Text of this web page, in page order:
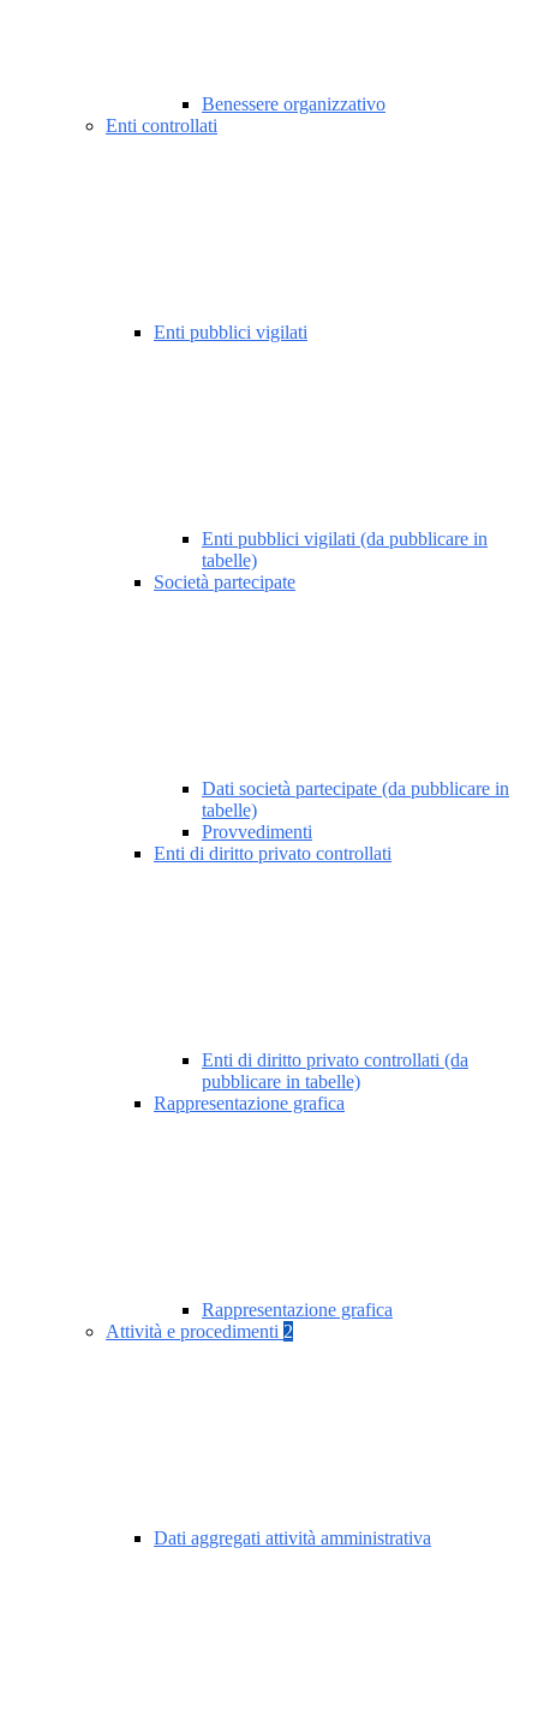
Benessere organizzativo
Enti controllati
Enti pubblici vigilati
Enti pubblici vigilati (da pubblicare in
tabelle)
Società partecipate
Dati società partecipate (da pubblicare in
tabelle)
Provvedimenti
Enti di diritto privato controllati
Enti di diritto privato controllati (da
pubblicare in tabelle)
Rappresentazione grafica
Rappresentazione grafica
Attività e procedimenti 2
Dati aggregati attività amministrativa